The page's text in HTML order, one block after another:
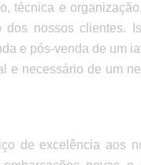
técnica e
nossos clientes.
e pós-venda de um
e necessário de um
de excelência aos